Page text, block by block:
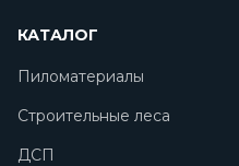
КАТАЛОГ
Пиломатериалы
Строительные леса
ДСП